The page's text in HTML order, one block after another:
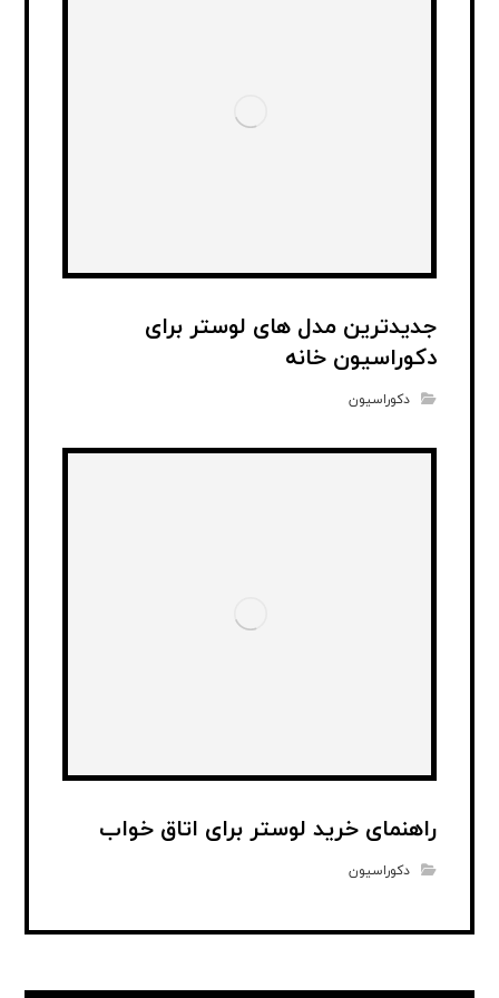
جدیدترین مدل های لوستر برای
دکوراسیون خانه
دکوراسیون
راهنمای خرید لوستر برای اتاق خواب
دکوراسیون